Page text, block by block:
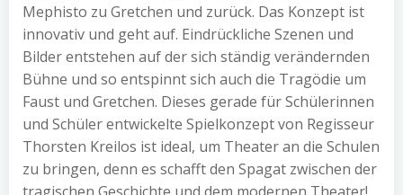
Mephisto zu Gretchen und zurück. Das Konzept ist
innovativ und geht auf. Eindrückliche Szenen und
Bilder entstehen auf der sich ständig verändernden
Bühne und so entspinnt sich auch die Tragödie um
Faust und Gretchen. Dieses gerade für Schülerinnen
und Schüler entwickelte Spielkonzept von Regisseur
Thorsten Kreilos ist ideal, um Theater an die Schulen
zu bringen, denn es schafft den Spagat zwischen der